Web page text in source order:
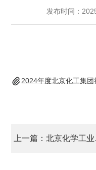
发布时间：
2024年度北京化工集
上一